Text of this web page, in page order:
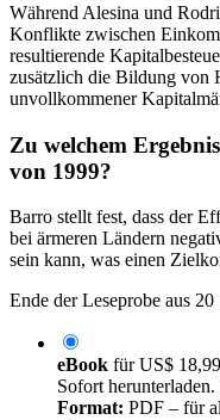
Während Alesina und
Konflikte zwischen
resultierende
zusätzlich die Bildung von
unvollkommener
Zu welchem
von 1999?
Barro stellt fest, dass der
bei ärmeren Ländern
sein kann, was einen
Ende der Leseprobe aus
eBook fürUS$ 18,99
Sofort
Format: PDF – für